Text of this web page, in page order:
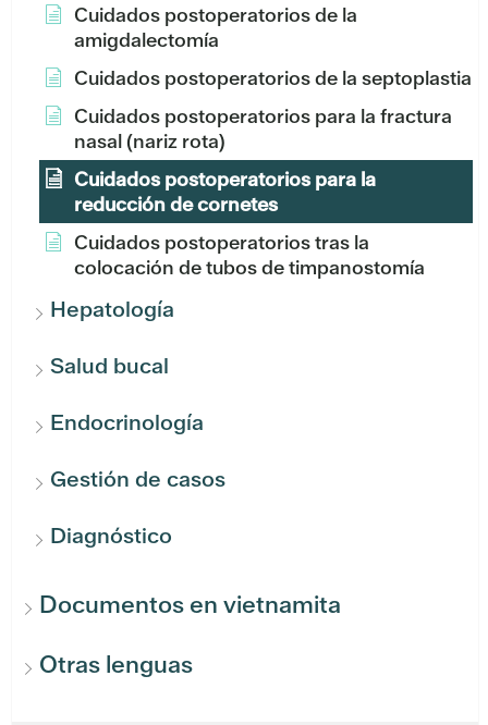
Cuidados postoperatorios de la
amigdalectomía
Cuidados postoperatorios de la septoplastia
Cuidados postoperatorios para la fractura
nasal (nariz rota)
Cuidados postoperatorios para la
reducción de cornetes
Cuidados postoperatorios tras la
colocación de tubos de timpanostomía
Hepatología
Salud bucal
Endocrinología
Gestión de casos
Diagnóstico
Documentos en vietnamita
Otras lenguas